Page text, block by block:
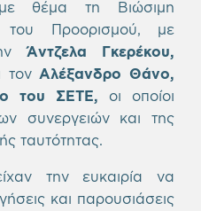
θέμα τη Βιώσιμη
του Προορισμού, με
Άντζελα Γκερέκου,
τον Αλέξανδρο Θάνο,
του ΣΕΤΕ, οι οποίοι
συνεργειών και της
ταυτότητας.
την ευκαιρία να
και παρουσιάσεις